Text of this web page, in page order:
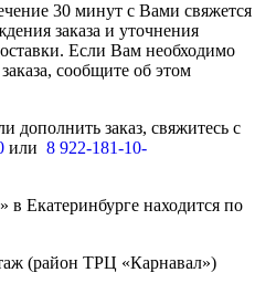
30 минут с Вами свяжется
заказа и уточнения
Если Вам необходимо
сообщите об этом
дополнить заказ, свяжитесь с
или 8 922-181-10-
Екатеринбурге находится по
(район ТРЦ «Карнавал»)